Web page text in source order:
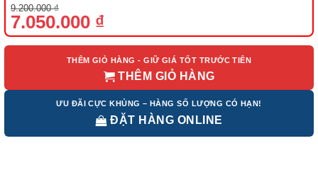
9.200.000₫
Giá
gốc
là:
9.200.000 ₫.
7.050.000 ₫
Giá
hiện
tại
là:
THÊM GIỎ HÀNG - GIỮ GIÁ TỐT TRƯỚC TIÊN
THÊM GIỎ HÀNG
ƯU ĐÃI CỰC KHỦNG – HÀNG SỐ LƯỢNG CÓ HẠN!
ĐẶT HÀNG ONLINE